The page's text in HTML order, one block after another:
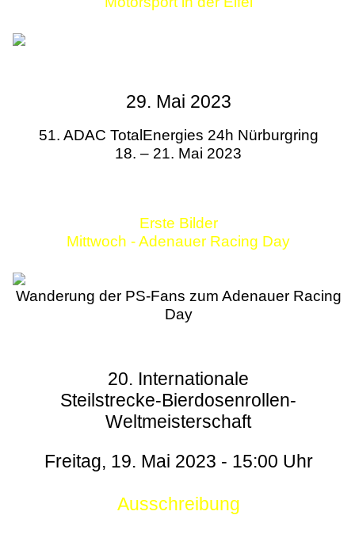
29. Mai 2023
51. ADAC TotalEnergies 24h Nürburgring
18. – 21. Mai 2023
Erste Bilder
Mittwoch - Adenauer Racing Day
Wanderung der PS-Fans zum Adenauer Racing
Day
20. Internationale
Steilstrecke-Bierdosenrollen-
Weltmeisterschaft
Freitag, 19. Mai 2023 - 15:00 Uhr
Ausschreibung